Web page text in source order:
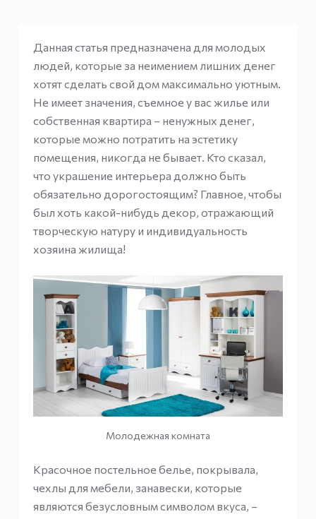
Данная статья предназначена для молодых
людей, которые за неимением лишних денег
хотят сделать свой дом максимально уютным.
Не имеет значения, съемное у вас жилье или
собственная квартира – ненужных денег,
которые можно потратить на эстетику
помещения, никогда не бывает. Кто сказал,
что украшение интерьера должно быть
обязательно дорогостоящим? Главное, чтобы
был хоть какой-нибудь декор, отражающий
творческую натуру и индивидуальность
хозяина жилища!
Молодежная комната
Красочное постельное белье, покрывала,
чехлы для мебели, занавески, которые
являются безусловным символом вкуса, –